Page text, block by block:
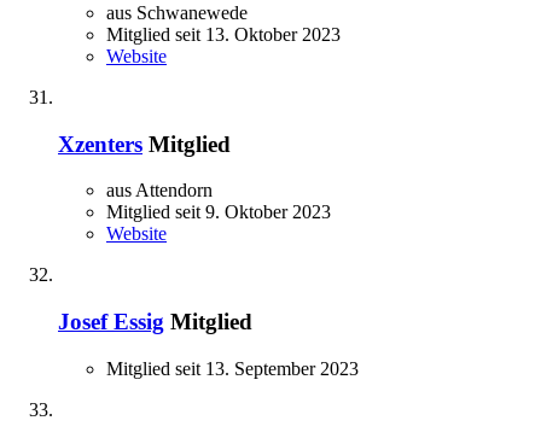
aus Schwanewede⁠
Mitglied seit 13. Oktober 2023
Website
Xzenters Mitglied
aus Attendorn
Mitglied seit 9. Oktober 2023
Website
Josef Essig Mitglied
Mitglied seit 13. September 2023